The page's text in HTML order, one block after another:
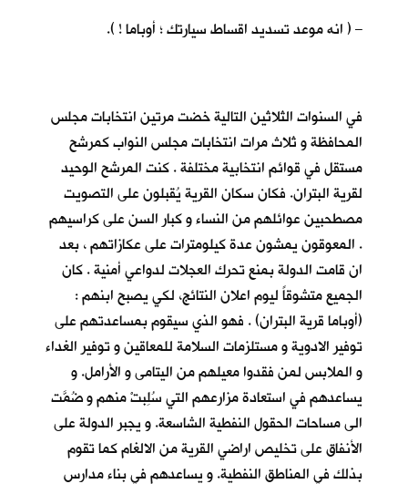
– ( انه موعد تسديد اقساط سيارتك ؛ أوباما ! ).
في السنوات الثلاثين التالية خضت مرتين انتخابات مجلس
المحافظة و ثلاث مرات انتخابات مجلس النواب كمرشح
مستقل في قوائم انتخابية مختلفة . كنت المرشح الوحيد
لقرية البتران. فكان سكان القرية يُقبلون على التصويت
مصطحبين عوائلهم من النساء و كبار السن على كراسيهم
. المعوقون يمشون عدة كيلومترات على عكازاتهم ، بعد
ان قامت الدولة بمنع تحرك العجلات لدواعي أمنية . كان
الجميع متشوقاً ليوم اعلان النتائج، لكي يصبح ابنهم :
(أوباما قرية البتران) . فهو الذي سيقوم بمساعدتهم على
توفير الادوية و مستلزمات السلامة للمعاقين و توفير الغداء
و الملابس لمن فقدوا معيلهم من اليتامى و الأرامل. و
يساعدهم في استعادة مزارعهم التي سُلِبتْ منهم و ضُمَّت
الى مساحات الحقول النفطية الشاسعة. و يجبر الدولة على
الأنفاق على تخليص اراضي القرية من الالغام كما تقوم
بذلك في المناطق النفطية. و يساعدهم في بناء مدارس